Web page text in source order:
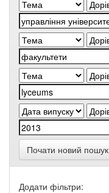
Почати новий пошук
Додати фільтри: